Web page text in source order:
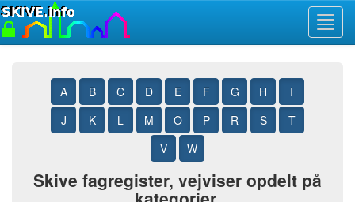
A B C D E F G H
I
J
K L M O P R S
T
V
W
Skive fagregister, vejviser opdelt på